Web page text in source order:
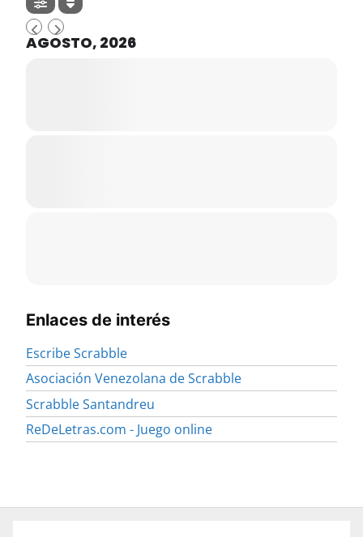
AGOSTO, 2026
Enlaces de interés
Escribe Scrabble
Asociación Venezolana de Scrabble
Scrabble Santandreu
ReDeLetras.com - Juego online